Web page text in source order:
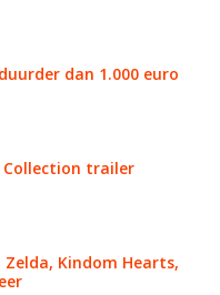
dan 1.000 euro
Collection trailer
Kindom Hearts,